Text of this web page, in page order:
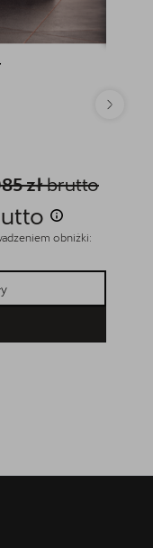
złbrutto
obniżki: